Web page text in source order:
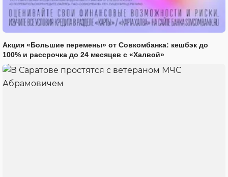
Акция «Большие перемены» от Совкомбанка: кешбэк до
100% и рассрочка до 24 месяцев с «Халвой»